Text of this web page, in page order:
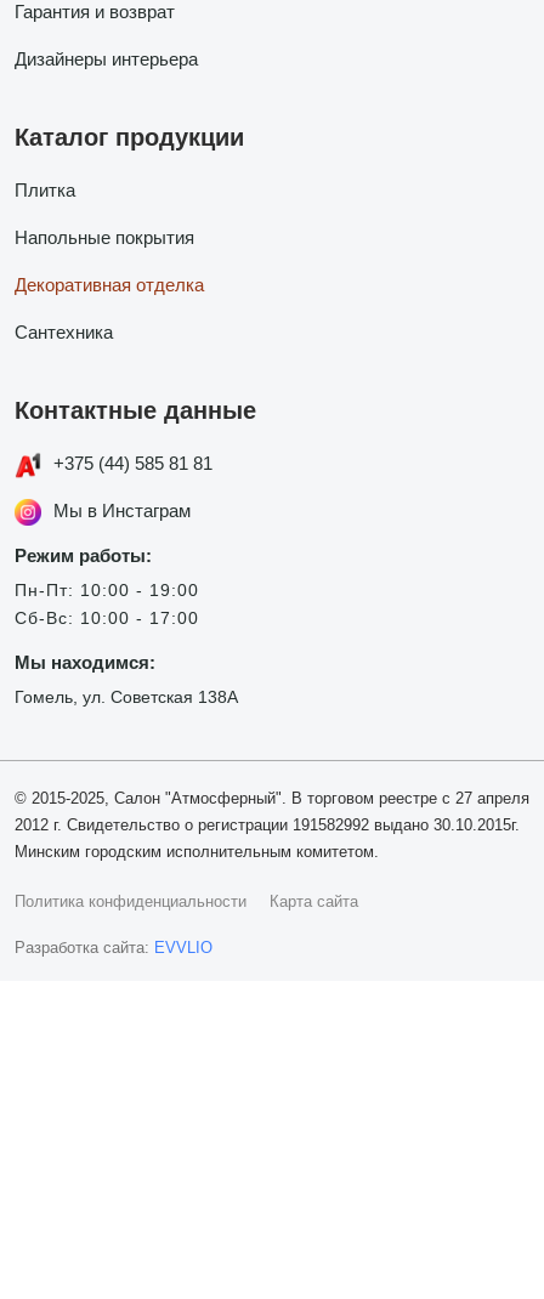
Гарантия и возврат
Дизайнеры интерьера
Каталог продукции
Плитка
Напольные покрытия
Декоративная отделка
Сантехника
Контактные данные
+375 (44) 585 81 81
Мы в Инстаграм
Режим работы:
Пн-Пт: 10:00 - 19:00
Сб-Вс: 10:00 - 17:00
Мы находимся:
Гомель, ул. Советская 138А
© 2015-2025, Салон "Атмосферный". В торговом реестре с 27 апреля
2012 г. Свидетельство о регистрации 191582992 выдано 30.10.2015г.
Минским городским исполнительным комитетом.
Политика конфиденциальности Карта сайта
Разработка сайта: EVVLIO